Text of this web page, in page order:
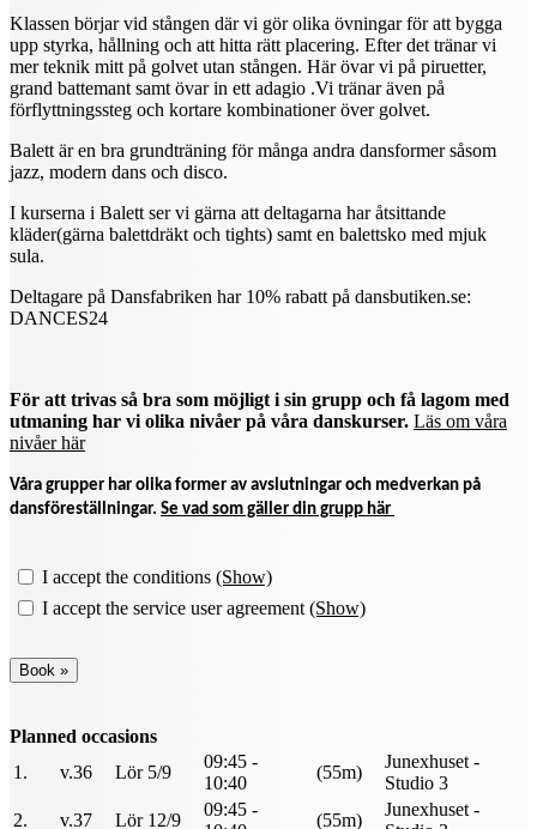
Klassen börjar vid stången där vi gör olika övningar för att bygga
upp styrka, hållning och att hitta rätt placering. Efter det tränar vi
mer teknik mitt på golvet utan stången. Här övar vi på piruetter,
grand battemant samt övar in ett adagio .Vi tränar även på
förflyttningssteg och kortare kombinationer över golvet.
Balett är en bra grundträning för många andra dansformer såsom
jazz, modern dans och disco.
I kurserna i Balett ser vi gärna att deltagarna har åtsittande
kläder(gärna balettdräkt och tights) samt en balettsko med mjuk
sula.
Deltagare på Dansfabriken har 10% rabatt på dansbutiken.se:
DANCES24
För att trivas så bra som möjligt i sin grupp och få lagom med
utmaning har vi olika nivåer på våra danskurser. Läs om våra
nivåer här
Våra grupper har olika former av avslutningar och medverkan på
dansföreställningar. Se vad som gäller din grupp här
I accept the conditions (Show)
I accept the service user agreement (Show)
Planned occasions
1.
v.36 Lör 5/9
09:45 -
10:40
(55m)
Junexhuset -
Studio 3
2.
v.37 Lör 12/9
09:45 -
(55m)
Junexhuset -